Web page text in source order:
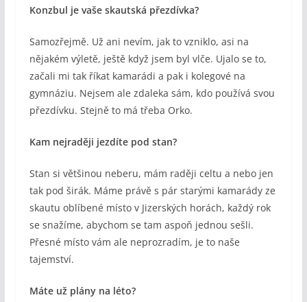
Konzbul je vaše skautská přezdívka?
Samozřejmě. Už ani nevím, jak to vzniklo, asi na
nějakém výletě, ještě když jsem byl vlče. Ujalo se to,
začali mi tak říkat kamarádi a pak i kolegové na
gymnáziu. Nejsem ale zdaleka sám, kdo používá svou
přezdívku. Stejně to má třeba Orko.
Kam nejraději jezdíte pod stan?
Stan si většinou neberu, mám raději celtu a nebo jen
tak pod širák. Máme právě s pár starými kamarády ze
skautu oblíbené místo v Jizerských horách, každý rok
se snažíme, abychom se tam aspoň jednou sešli.
Přesné místo vám ale neprozradím, je to naše
tajemství.
Máte už plány na léto?